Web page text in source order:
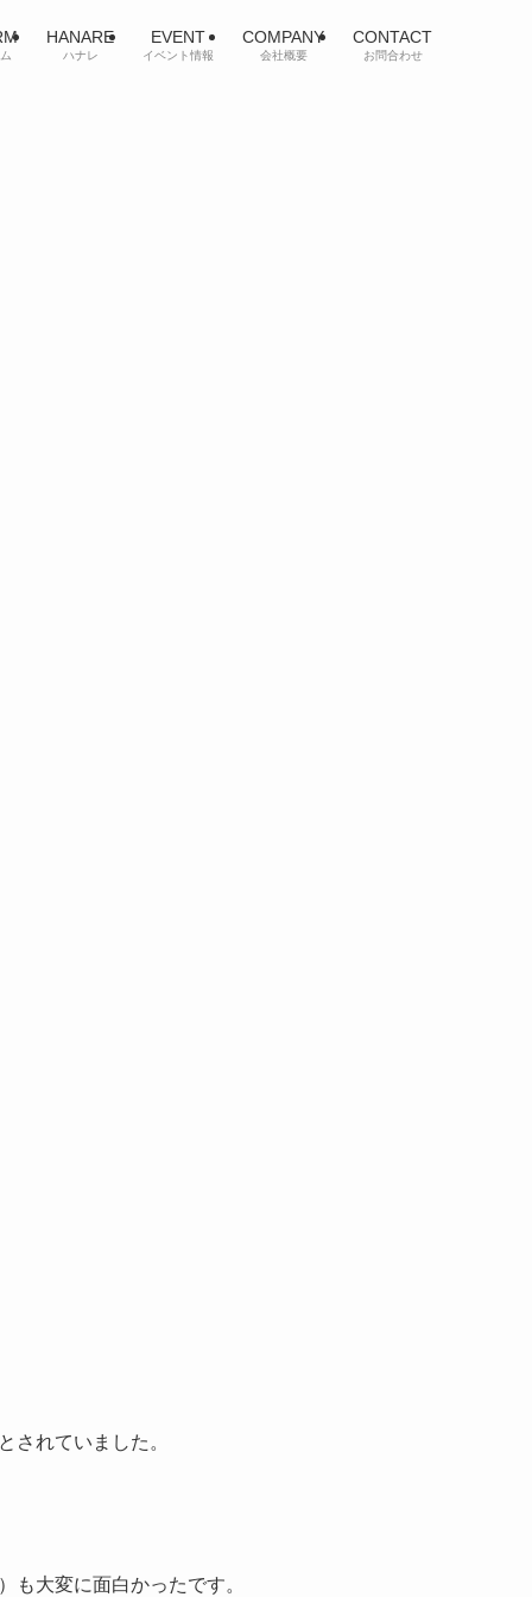
HANARE
ハナレ
EVENT
イベント情報
COMPANY
会社概要
CONTACT
お問合わせ
されていました。
も大変に面白かったです。